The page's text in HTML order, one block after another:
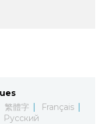
繁體字
Français
Русский